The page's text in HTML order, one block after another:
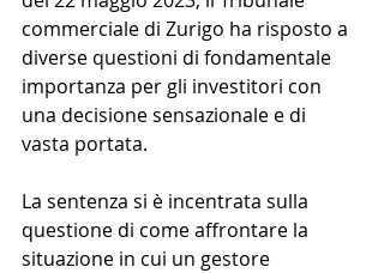
commerciale di Zurigo ha risposto a
diverse questioni di fondamentale
importanza per gli investitori con
una decisione sensazionale e di
vasta portata.
La sentenza si è incentrata sulla
questione di come affrontare la
situazione in cui un gestore